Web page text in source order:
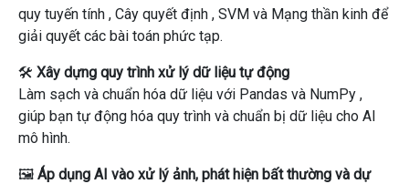
quy tuyến tính , Cây quyết định , SVM và Mạng thần kinh để
giải quyết các bài toán phức tạp.
🛠️ Xây dựng quy trình xử lý dữ liệu tự động
Làm sạch và chuẩn hóa dữ liệu với Pandas và NumPy ,
giúp bạn tự động hóa quy trình và chuẩn bị dữ liệu cho AI
mô hình.
🖼️ Áp dụng AI vào xử lý ảnh, phát hiện bất thường và dự